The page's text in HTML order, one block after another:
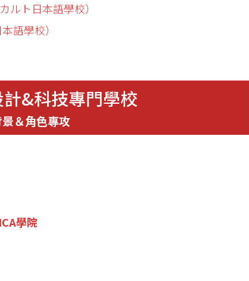
ルト日本語學校）
語學校）
&科技專門學校
＆角色專攻
學院